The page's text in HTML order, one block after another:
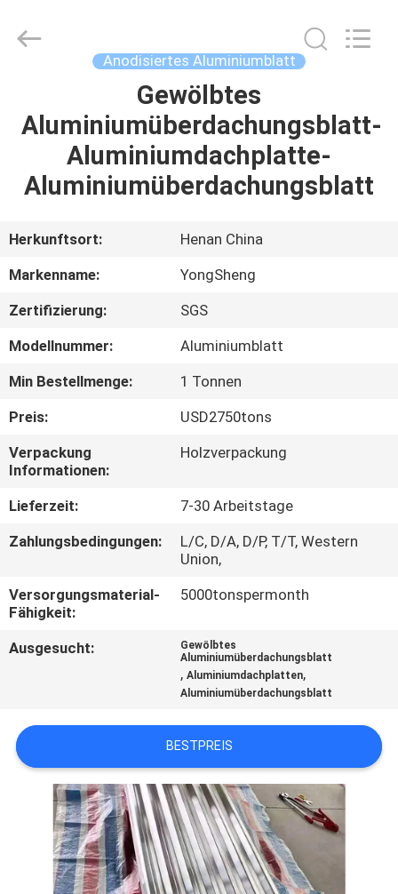
PRODUKTE
UNS
AUSFLUG
QUALITÄTSKONTROLLE
TRETEN
SIE
MIT
UNS
VERBINDUNG
NACHRICHTEN
FORDERN
SIE EIN
ZITAT
SITEMAP
Industry
Co.,Ltd..
Anodisiertes Aluminiumblatt
Gewölbtes
Aluminiumüberdachungsblatt-
Aluminiumdachplatte-
Aluminiumüberdachungsblatt
Herkunftsort:
Henan China
Markenname:
YongSheng
Zertifizierung:
SGS
Modellnummer:
Aluminiumblatt
Min Bestellmenge:
1 Tonnen
Preis:
USD2750tons
Verpackung
Informationen:
Holzverpackung
Lieferzeit:
7-30 Arbeitstage
Zahlungsbedingungen:
L/C, D/A, D/P, T/T, Western
Union,
Versorgungsmaterial-
Fähigkeit:
5000tonspermonth
Ausgesucht:
Gewölbtes
Aluminiumüberdachungsblatt
,Aluminiumdachplatten,
Aluminiumüberdachungsblatt
BESTPREIS